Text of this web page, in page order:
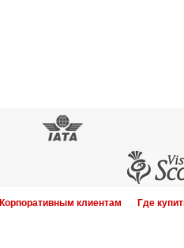
Корпоративным клиентам Где